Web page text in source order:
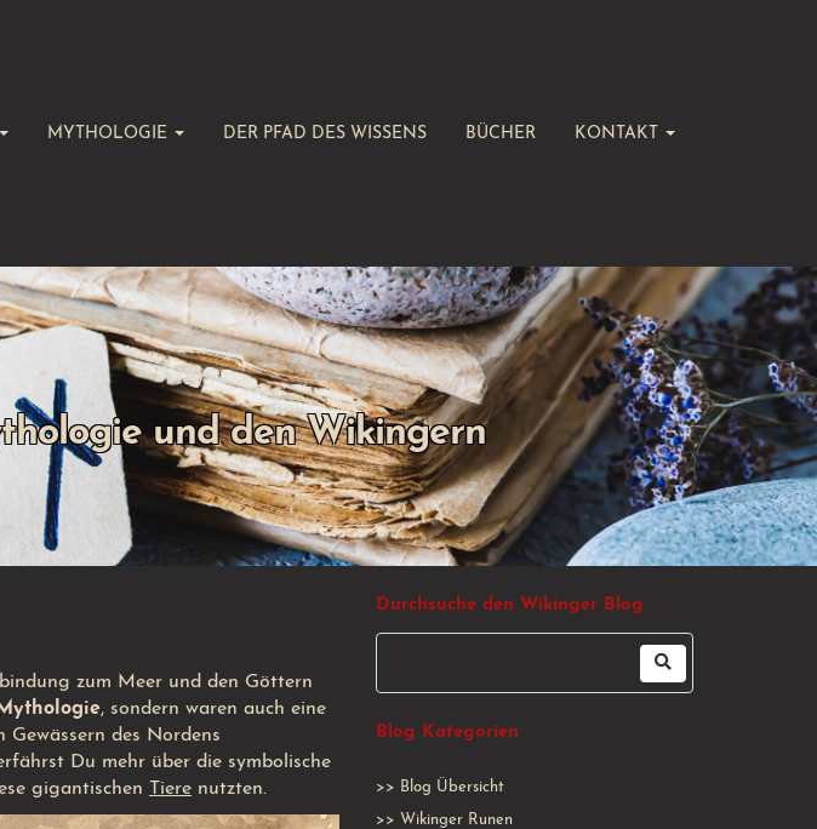
MYTHOLOGIE DER PFAD DES WISSENS BÜCHER KONTAKT
und den Wikingern
zum Meer und den Göttern
, sondern waren auch eine
des Nordens
Du mehr über die symbolische
gigantischen Tiere nutzten.
Durchsuche den Wikinger Blog
Blog Kategorien
>> Blog Übersicht
>> Wikinger Runen